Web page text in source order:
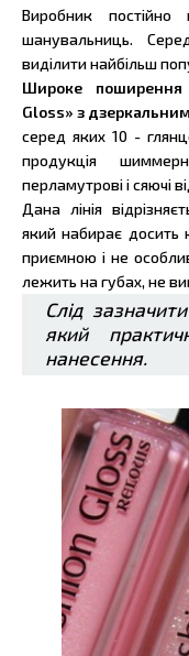
Виробник
шанувальниць.
виділити найбільш
Широке поширення
Gloss» з
серед яких 10 -
продукція
перламутрові і сяючі
Дана лінія
який набирає
приємною і не
лежить на губах, не
Слід
який
нанесення.